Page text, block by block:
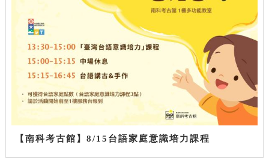
【南科考古館】8/15台語家庭意識培力課程